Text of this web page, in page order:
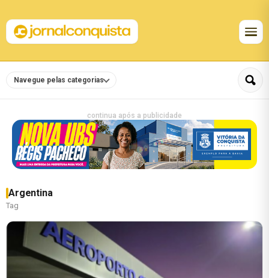
Navegue pelas categorias
continua após a publicidade
Argentina
Tag